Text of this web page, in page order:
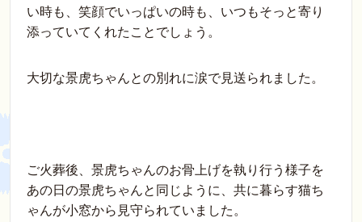
い時も、笑顔でいっぱいの時も、いつもそっと寄り
添っていてくれたことでしょう。
大切な景虎ちゃんとの別れに涙で見送られました。
ご火葬後、景虎ちゃんのお骨上げを執り行う様子を
あの日の景虎ちゃんと同じように、共に暮らす猫ち
ゃんが小窓から見守られていました。